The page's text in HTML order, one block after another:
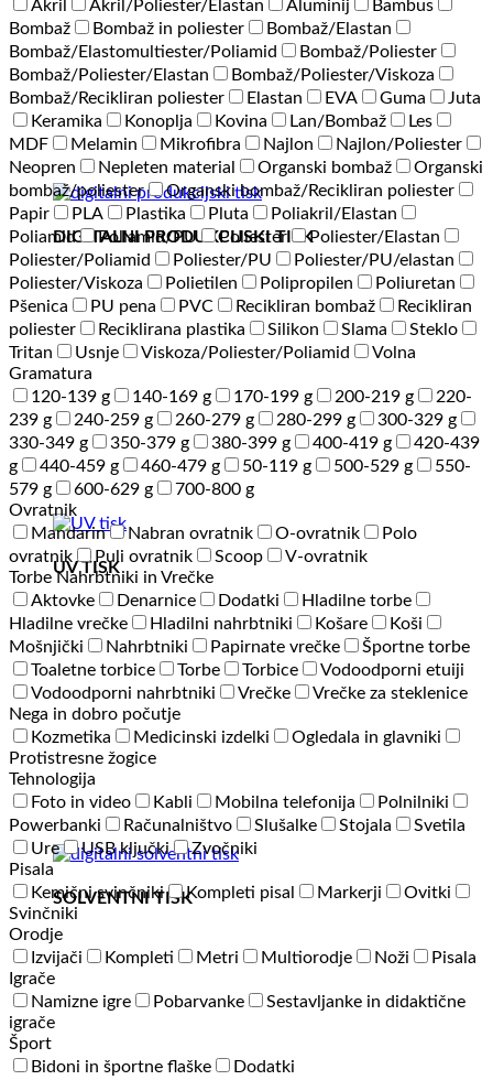
DIGITALNI PRODUKCIJSKI TISK
UV TISK
SOLVENTNI TISK
Akril Akril/Poliester/Elastan Aluminij
Bambus
Bombaž
Bombaž in poliester
Bombaž/Elastan
Bombaž/Elastomultiester/Poliamid
Bombaž/Poliester
Bombaž/Poliester/Elastan
Bombaž/Poliester/Viskoza
Bombaž/Recikliran poliester
Elastan EVA Guma
Juta
Keramika
Konoplja Kovina Lan/Bombaž
Les
MDF
Melamin Mikrofibra Najlon
Najlon/Poliester
Neopren
Nepleten material Organski bombaž
Organski
bombaž/poliester
Organski bombaž/Recikliran poliester
Papir
PLA Plastika Pluta
Poliakril/Elastan
Poliamid
Poliamid/PU Poliester
Poliester/Elastan
Poliester/Poliamid
Poliester/PU
Poliester/PU/elastan
Poliester/Viskoza
Polietilen Polipropilen
Poliuretan
Pšenica
PU pena PVC Recikliran bombaž
Recikliran
poliester
Reciklirana plastika Silikon Slama
Steklo
Tritan
Usnje Viskoza/Poliester/Poliamid
Volna
Gramatura
120-139 g
140-169 g 170-199 g 200-219 g
220-
239 g
240-259 g 260-279 g 280-299 g
300-329 g
330-349 g
350-379 g 380-399 g 400-419 g
420-439
g
440-459 g 460-479 g 50-119 g 500-529 g
550-
579 g
600-629 g
700-800 g
Ovratnik
Mandarin
Nabran ovratnik O-ovratnik
Polo
ovratnik
Puli ovratnik Scoop
V-ovratnik
Torbe Nahrbtniki in Vrečke
Aktovke
Denarnice Dodatki
Hladilne torbe
Hladilne vrečke
Hladilni nahrbtniki Košare
Koši
Mošnjički
Nahrbtniki Papirnate vrečke
Športne torbe
Toaletne torbice
Torbe Torbice
Vodoodporni etuiji
Vodoodporni nahrbtniki
Vrečke
Vrečke za steklenice
Nega in dobro počutje
Kozmetika
Medicinski izdelki
Ogledala in glavniki
Protistresne žogice
Tehnologija
Foto in video
Kabli Mobilna telefonija
Polnilniki
Powerbanki
Računalništvo Slušalke Stojala
Svetila
Ure
USB ključki
Zvočniki
Pisala
Kemični svinčniki
Kompleti pisal Markerji
Ovitki
Svinčniki
Orodje
Izvijači
Kompleti Metri Multiorodje Noži
Pisala
Igrače
Namizne igre
Pobarvanke
Sestavljanke in didaktične
igrače
Šport
Bidoni in športne flaške
Dodatki